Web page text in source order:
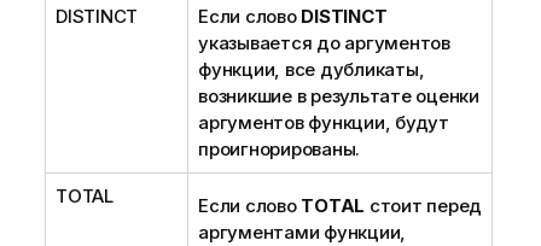
DISTINCT Если слово DISTINCT
указывается до аргументов
функции, все дубликаты,
возникшие в результате оценки
аргументов функции, будут
проигнорированы.
TOTAL Если слово TOTAL стоит перед
аргументами функции,